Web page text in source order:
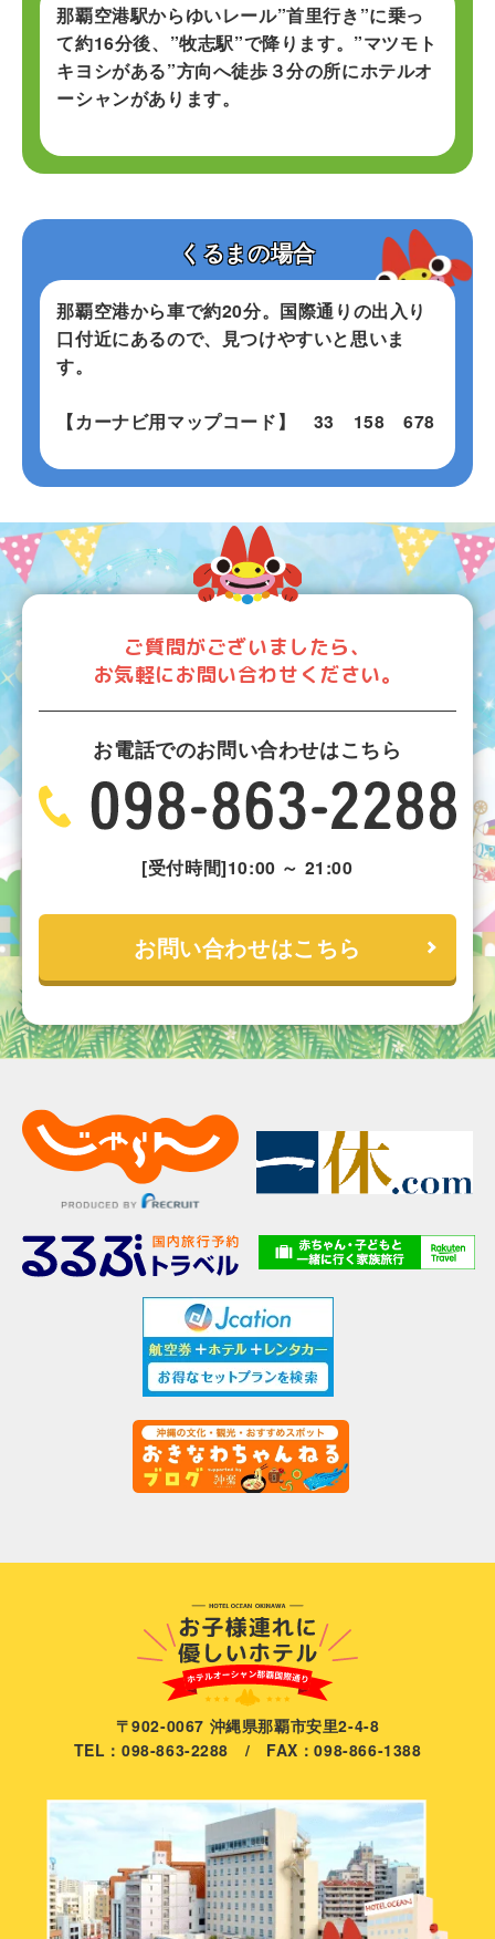
那覇空港駅からゆいレール”首里行き”に乗っ
て約16分後、”牧志駅”で降ります。”マツモト
キヨシがある”方向へ徒歩３分の所にホテルオ
ーシャンがあります。
くるまの場合
那覇空港から車で約20分。国際通りの出入り
口付近にあるので、見つけやすいと思いま
す。
【カーナビ用マップコード】 33 158 678
ご質問がございましたら、
お気軽にお問い合わせください。
お電話でのお問い合わせはこちら
[受付時間]10:00 ～ 21:00
お問い合わせはこちら
〒902-0067 沖縄県那覇市安里2-4-8
TEL：098-863-2288 / FAX：098-866-1388